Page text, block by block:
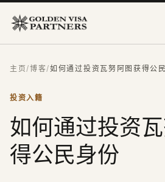
主页/博客/如何通过投资瓦努阿图获得公
投资入籍
如何通过投资
得公民身份